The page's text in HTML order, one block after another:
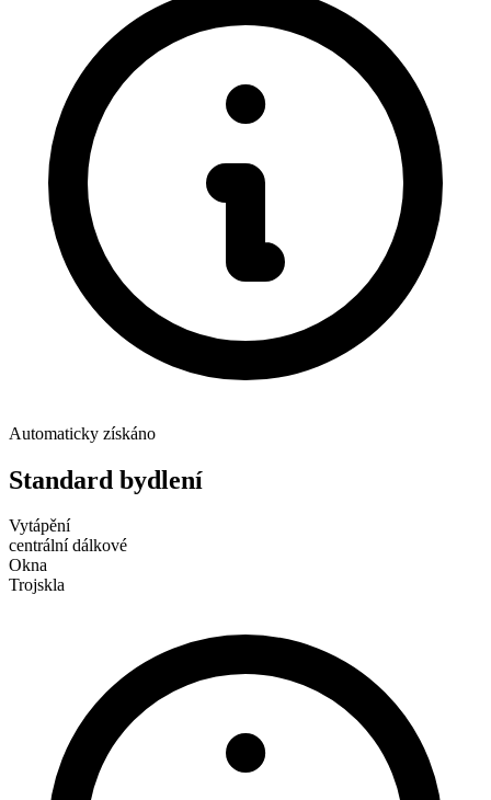
Automaticky získáno
Standard bydlení
Vytápění
centrální dálkové
Okna
Trojskla